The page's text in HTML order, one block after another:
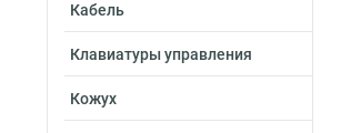
Кабель
Клавиатуры управления
Кожух